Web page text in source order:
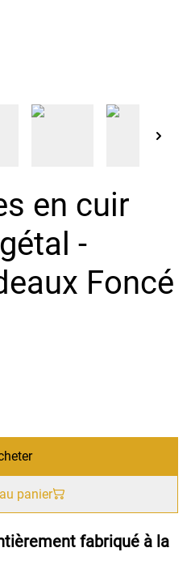
en cuir
-
Foncé
panier
fabriqué à la